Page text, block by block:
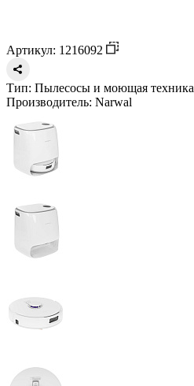
Артикул: 1216092
Тип: Пылесосы и моющая техника
Производитель: Narwal